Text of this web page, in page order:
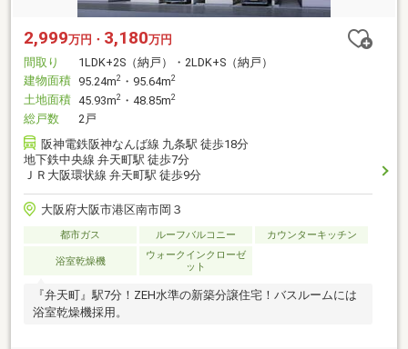
2,999万円・ 3,180万円
間取り
1LDK+2S（納戸）・2LDK+S（納戸）
建物面積 95.24m2 ・95.64m2
土地面積 45.93m2 ・48.85m2
総戸数
2戸
阪神電鉄阪神なんば線 九条駅 徒歩18分
地下鉄中央線 弁天町駅 徒歩7分
ＪＲ大阪環状線 弁天町駅 徒歩9分
大阪府大阪市港区南市岡３
都市ガス ルーフバルコニー カウンターキッチン
浴室乾燥機
ウォークインクローゼ
ット
『弁天町』駅7分！ZEH水準の新築分譲住宅！バスルームには
浴室乾燥機採用。